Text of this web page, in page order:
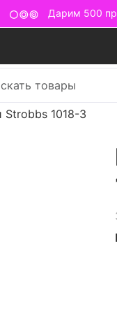
Дарим 500
Strobbs 1018-3